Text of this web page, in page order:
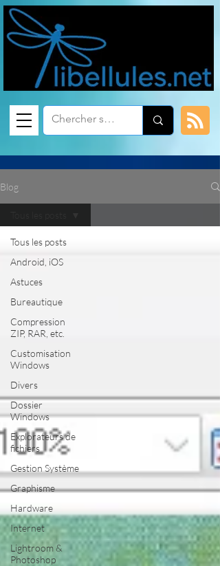
Blog
Tous les posts
Android, iOS
Astuces
Bureautique
Compression
ZIP, RAR, etc.
Customisation
Windows
Divers
Dossier
Windows
Explorateurs de
fichiers
Gestion Système
Graphisme
Hardware
Internet
Lightroom &
Photoshop